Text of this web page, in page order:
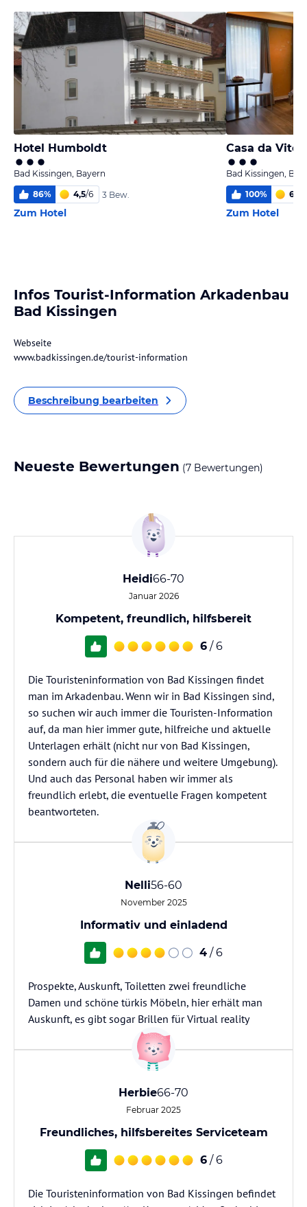
Hotel Humboldt
Bad Kissingen, Bayern
86% 4,5/6 3 Bew.
Zum Hotel
Casa da Vito
Bad Kissingen,
100% 6
Zum Hotel
Infos Tourist-Information Arkadenbau
Bad Kissingen
Webseite
www.badkissingen.de/tourist-information
Beschreibung bearbeiten
Neueste Bewertungen (7 Bewertungen)
Heidi66-70
Januar 2026
Kompetent, freundlich, hilfsbereit
6 / 6
Die Touristeninformation von Bad Kissingen findet
man im Arkadenbau. Wenn wir in Bad Kissingen sind,
so suchen wir auch immer die Touristen-Information
auf, da man hier immer gute, hilfreiche und aktuelle
Unterlagen erhält (nicht nur von Bad Kissingen,
sondern auch für die nähere und weitere Umgebung).
Und auch das Personal haben wir immer als
freundlich erlebt, die eventuelle Fragen kompetent
beantworteten.
Nelli56-60
November 2025
Informativ und einladend
4 / 6
Prospekte, Auskunft, Toiletten zwei freundliche
Damen und schöne türkis Möbeln, hier erhält man
Auskunft, es gibt sogar Brillen für Virtual reality
Herbie66-70
Februar 2025
Freundliches, hilfsbereites Serviceteam
6 / 6
Die Touristeninformation von Bad Kissingen befindet